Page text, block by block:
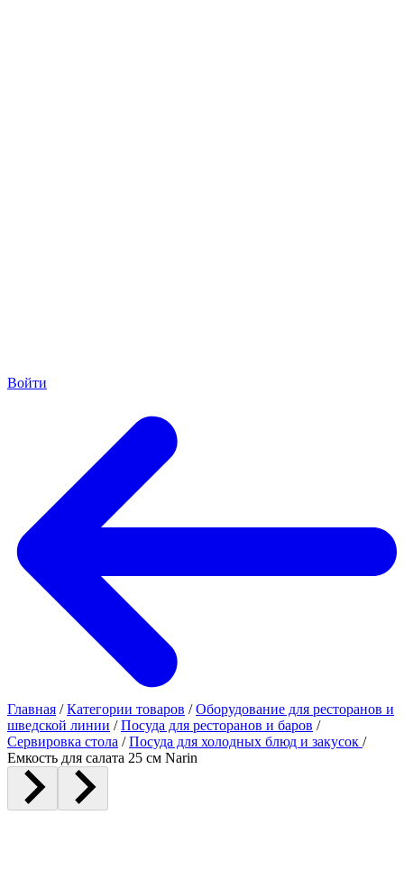
Войти
Главная / Категории товаров / Оборудование для ресторанов и
шведской линии / Посуда для ресторанов и баров /
Сервировка стола / Посуда для холодных блюд и закусок /
Емкость для салата 25 см Narin